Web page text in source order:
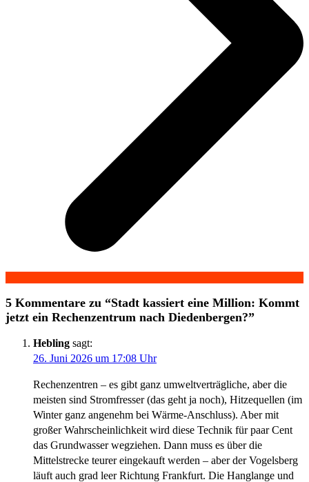
5 Kommentare zu “Stadt kassiert eine Million: Kommt
jetzt ein Rechenzentrum nach Diedenbergen?”
Hebling sagt:
26. Juni 2026 um 17:08 Uhr
Rechenzentren – es gibt ganz umweltverträgliche, aber die
meisten sind Stromfresser (das geht ja noch), Hitzequellen (im
Winter ganz angenehm bei Wärme-Anschluss). Aber mit
großer Wahrscheinlichkeit wird diese Technik für paar Cent
das Grundwasser wegziehen. Dann muss es über die
Mittelstrecke teurer eingekauft werden – aber der Vogelsberg
läuft auch grad leer Richtung Frankfurt. Die Hanglange und